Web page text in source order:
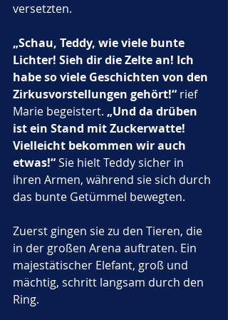
versetzten.
„Schau, Teddy, wie viele bunte
Lichter! Sieh dir die Zelte an! Ich
habe so viele Geschichten von den
Zirkusvorstellungen gehört!“ rief
Marie begeistert. „Und da drüben
ist ein Stand mit Zuckerwatte!
Vielleicht bekommen wir auch
etwas!“ Sie hielt Teddy sicher in
ihren Armen, während sie sich durch
das bunte Getümmel bewegten.
Zuerst gingen sie zu den Tieren, die
in der großen Arena auftraten. Ein
majestätischer Elefant, groß und
mächtig, schritt langsam durch den
Ring.